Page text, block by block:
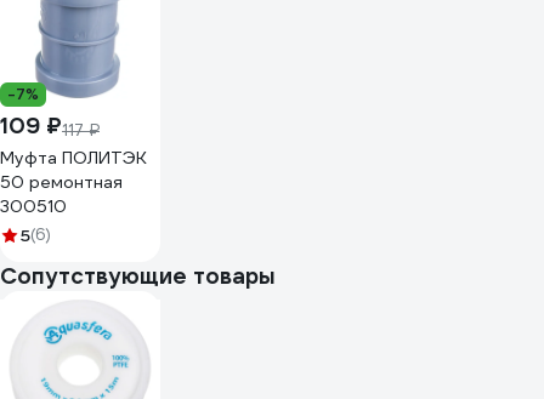
-7%
109 ₽117 ₽
Муфта ПОЛИТЭК
50 ремонтная
300510
5(6)
Сопутствующие товары